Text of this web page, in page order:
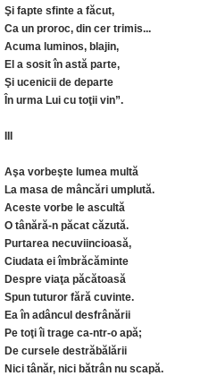
Şi fapte sfinte a făcut,
Ca un proroc, din cer trimis...
Acuma luminos, blajin,
El a sosit în astă parte,
Şi ucenicii de departe
În urma Lui cu toţii vin”.
Aşa vorbeşte lumea multă
La masa de mâncări umplută.
Aceste vorbe le ascultă
O tânără-n păcat căzută.
Purtarea necuviincioasă,
Ciudata ei îmbrăcăminte
Despre viaţa păcătoasă
Spun tuturor fără cuvinte.
Ea în adâncul desfrânării
Pe toţi îi trage ca-ntr-o apă;
De cursele destrăbălării
Nici tânăr, nici bătrân nu scapă.